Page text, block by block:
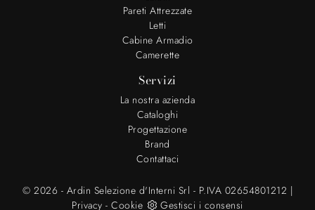
Pareti Attrezzate
Letti
Cabine Armadio
Camerette
Servizi
La nostra azienda
Cataloghi
Progettazione
Brand
Contattaci
© 2026 - Ardin Selezione d'Interni Srl - P.IVA 02654801212 |
Privacy -Cookie Gestisci i consensi